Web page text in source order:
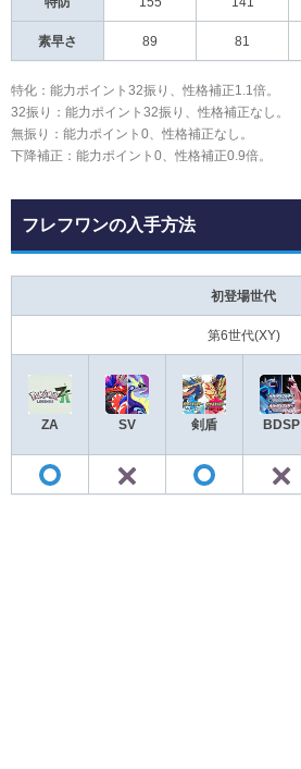
素早さ 89 81
特化：能力ポイント32振り、性格補正1.1倍。
32振り：能力ポイント32振り、性格補正なし。
無振り：能力ポイント0、性格補正なし。
下降補正：能力ポイント0、性格補正0.9倍。
フレフワンの入手方法
初登場世代
第6世代(XY)
ZA SV 剣盾 BDSP